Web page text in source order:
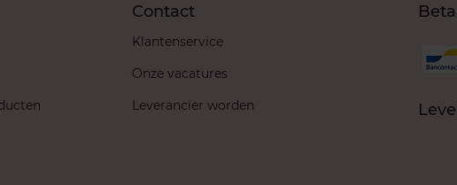
Contact
Klantenservice
Onze vacatures
Leverancier worden